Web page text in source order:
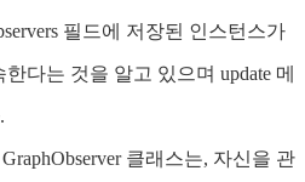
필드에 저장된 인스턴스가
다는 것을 알고 있으며 update 메
클래스는, 자신을 관